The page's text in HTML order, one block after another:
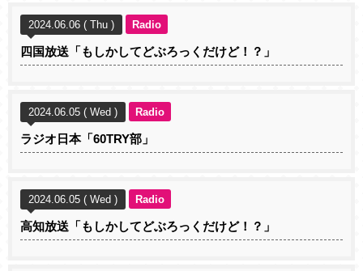
2024.06.06 ( Thu ) Radio
四国放送「もしかしてどぶろっくだけど！？」
2024.06.05 ( Wed ) Radio
ラジオ日本「60TRY部」
2024.06.05 ( Wed ) Radio
高知放送「もしかしてどぶろっくだけど！？」